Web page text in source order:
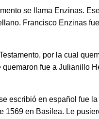
se llama Enzinas.
Francisco Enzinas
por la cual
fue a Julianillo
escribió en español fue la
1569 en Basilea. Le